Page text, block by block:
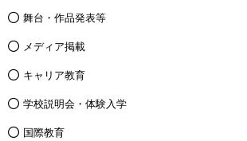
舞台・作品発表等
メディア掲載
キャリア教育
学校説明会・体験入学
国際教育